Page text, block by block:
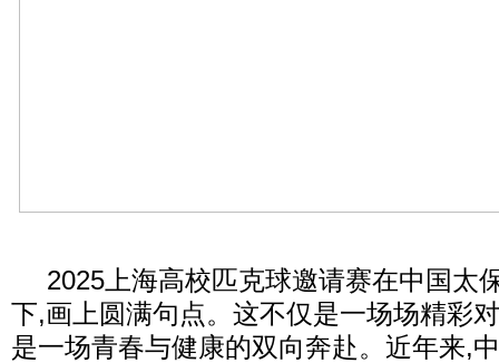
2025上海高校匹克球邀请赛在中国太
下,画上圆满句点。这不仅是一场场精彩
是一场青春与健康的双向奔赴。近年来,